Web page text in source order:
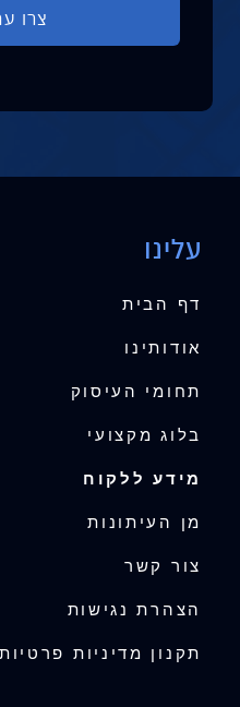
עלינו
דף הבית
אודותינו
תחומי העיסוק
בלוג מקצועי
מידע ללקוח
מן העיתונות
צור קשר
הצהרת נגישות
תקנון מדיניות פרטיות